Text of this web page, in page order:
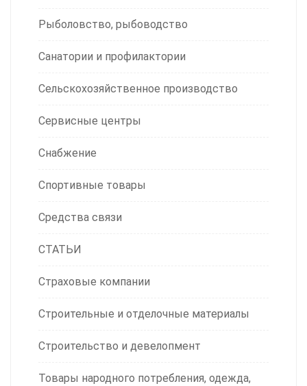
Рыболовство, рыбоводство
Санатории и профилактории
Сельскохозяйственное производство
Сервисные центры
Снабжение
Спортивные товары
Средства связи
СТАТЬИ
Страховые компании
Строительные и отделочные материалы
Строительство и девелопмент
Товары народного потребления, одежда,